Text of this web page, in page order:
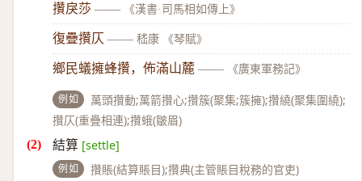
攢戾莎 —— 《漢書·司馬相如傳上》
復疊攢仄 —— 嵇康 《琴賦》
鄉民蟻擁蜂攢，佈滿山麓 —— 《廣東軍務記》
例如
萬頭攢動;萬箭攢心;攢簇(聚集;簇擁);攢繞(聚集圍繞);
攢仄(重疊相連);攢蛾(皺眉)
結算 [settle]
例如 攢賬(結算賬目);攢典(主管賬目稅務的官吏)